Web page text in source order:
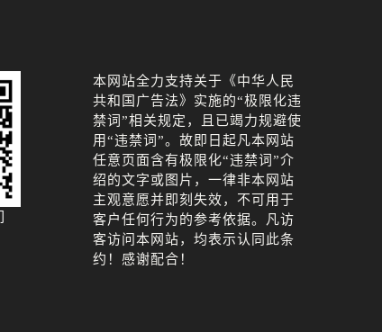
本网站全力支持关于《中华人民
共和国广告法》实施的“极限化违
禁词”相关规定，且已竭力规避使
用“违禁词”。故即日起凡本网站
任意页面含有极限化“违禁词”介
绍的文字或图片，一律非本网站
主观意愿并即刻失效，不可用于
客户任何行为的参考依据。凡访
客访问本网站，均表示认同此条
约！感谢配合！